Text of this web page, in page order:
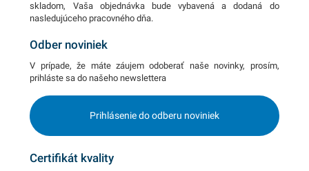
skladom, Vaša objednávka bude vybavená a dodaná do
nasledujúceho pracovného dňa.
Odber noviniek
V prípade, že máte záujem odoberať naše novinky, prosím,
prihláste sa do našeho newslettera
Prihlásenie do odberu noviniek
Certifikát kvality